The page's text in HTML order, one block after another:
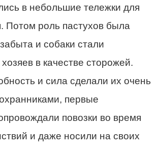
в небольшие тележки для
Потом роль пастухов была
и собаки стали
в качестве сторожей.
и сила сделали их очень
первые
повозки во время
и даже носили на своих